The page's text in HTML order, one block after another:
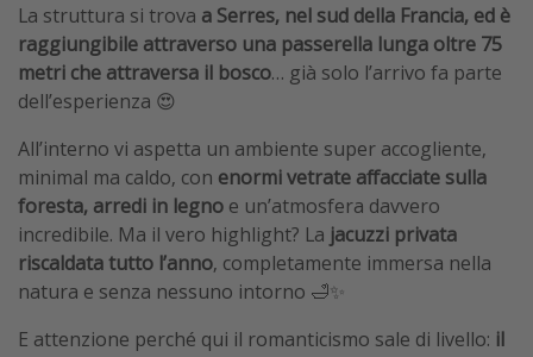
La struttura si trova a Serres, nel sud della Francia, ed è
raggiungibile attraverso una passerella lunga oltre 75
metri che attraversa il bosco… già solo l’arrivo fa parte
dell’esperienza 😍
All’interno vi aspetta un ambiente super accogliente,
minimal ma caldo, con enormi vetrate affacciate sulla
foresta, arredi in legno e un’atmosfera davvero
incredibile. Ma il vero highlight? La jacuzzi privata
riscaldata tutto l’anno, completamente immersa nella
natura e senza nessuno intorno 🛁✨
E attenzione perché qui il romanticismo sale di livello: il